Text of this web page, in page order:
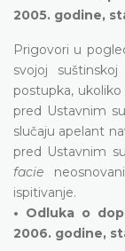
2005. godine,
Prigovori u
svojoj
postupka,
pred Ustavnim
slučaju apelant
pred Ustavnim
facie
ispitivanje.
• Odluka o
2006. godine,